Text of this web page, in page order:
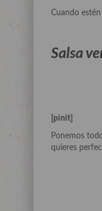
Cuando
Salsa
[pinit]
Ponemos
quieres